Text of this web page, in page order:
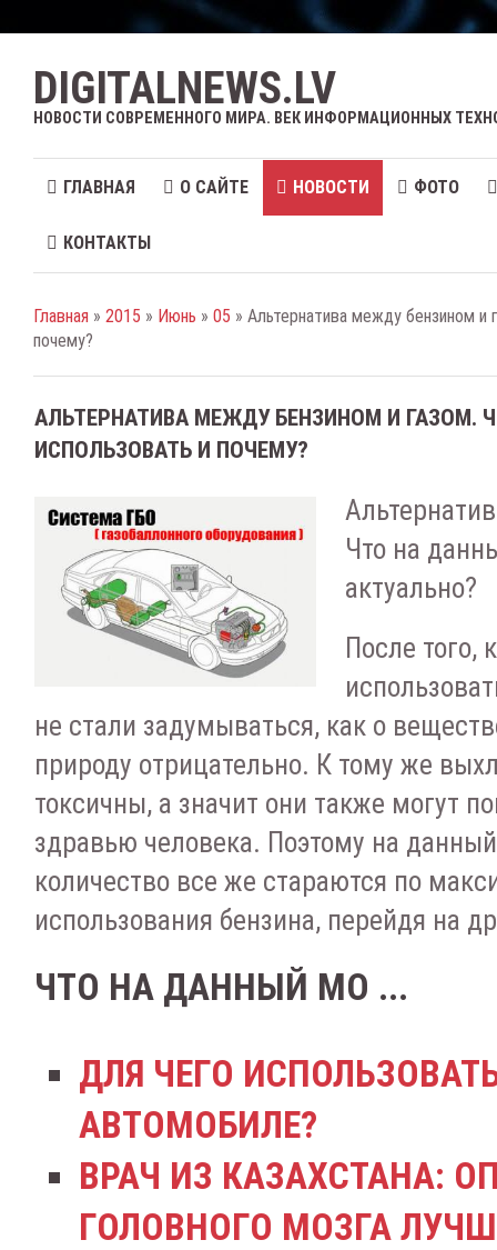
DIGITALNEWS.LV
НОВОСТИ СОВРЕМЕННОГО МИРА. ВЕК ИНФОРМАЦИОННЫХ
ГЛАВНАЯ О САЙТЕ НОВОСТИ ФОТО
КОНТАКТЫ
Главная » 2015 » Июнь » 05 » Альтернатива между бензином и
почему?
АЛЬТЕРНАТИВА МЕЖДУ БЕНЗИНОМ И ГАЗОМ.
ИСПОЛЬЗОВАТЬ И ПОЧЕМУ?
Что на
актуально?
После того,
не стали задумываться, как о
природу отрицательно. К тому же
токсичны, а значит они также могут
здравью человека. Поэтому на
количество все же стараются по
использования бензина, перейдя на
ЧТО НА ДАННЫЙ МО ...
ДЛЯ ЧЕГО
АВТОМОБИЛЕ?
ВРАЧ ИЗ КАЗАХСТАНА:
ГОЛОВНОГО МОЗГА